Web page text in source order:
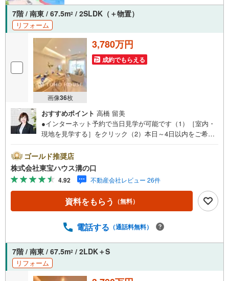
「住宅ローン相談会」
お客様にあった無理のない住宅ローンの試算やご購入の際に実際かかる諸
費用の概算も行っております。人生最大のお買い物になりますので、しっ
かりとした資金計画のアドバイスをさせて頂きます。
当社では来店しなくても物件の見学ができるオンライン内見を実施してい
ます。
ご希望のお客様は電話番号からお問い合わせいただき、担当営業にオンラ
イン内見をご希望の旨をお伝えください。
7階 / 南東 / 67.5m2 / 2SLDK（＋物置）
リフォーム
画像36枚
3,780万円
成約でもらえる
おすすめポイント 高橋 留美
●インターネット予約で当日見学が可能です（1）［室内・
現地を見学する］をクリック（2）本日～4日以内をご希望
い！●10:00～21:00はお電話でのお問い合わせがスムーズで
す。【Yahoo！ 不動産キャンペーン対象店舗】当店で物件
を成約するとPayPayポイントがもらえる「Yahoo！不動産
物件ご成約キャンペーン」の対象になります。「資料をも
らう」「見学予約をする」ボタンからお問い合わせくださ
い。※必ずYahoo！ JAPAN IDでログインしてください。※P
客様からのお言葉に感謝してこれからも楽しく素敵なお家
らまずは、お気軽に東宝ハウス溝の口に相談してみません
か？何も決まっていなくて大丈夫！まずはお客様の夢をお
聞かせ下さい！未来の「不安」を「安心」に変える「未来
カレンダー」もご来店時に好評です。スタッフ一同いつで
ゴールド推奨店
株式会社東宝ハウス溝の口
4.92 不動産会社レビュー 26件
資料をもらう （無料）
電話する （通話料無料）
7階 / 南東 / 67.5m2 / 2LDK＋S
リフォーム